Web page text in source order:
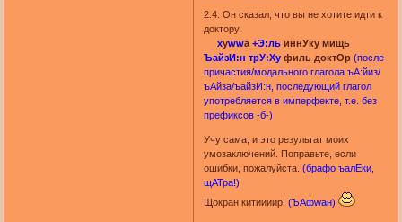
2.4. Он сказал, что вы не хотите идти к
доктору.
хуwwа +Э:льиннУку мищь
ЪайзИ:н трУ:Хуфиль доктОр (после
причастия/модального глагола ъА:йиз/
ъАйза/ъайзИ:н, последующий глагол
употребляется в имперфекте, т.е. без
префиксов -б-)
Учу сама, и это результат моих
умозаключений. Поправьте, если
ошибки, пожалуйста. (брафо ъалЕки,
щАТра!)
Щокран китиииир! (ЪАфwан)